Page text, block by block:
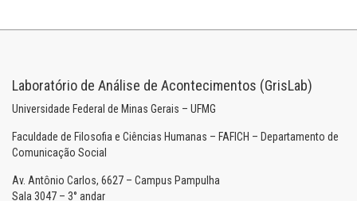
Laboratório de Análise de Acontecimentos (GrisLab)
Universidade Federal de Minas Gerais – UFMG
Faculdade de Filosofia e Ciências Humanas – FAFICH – Departamento de
Comunicação Social
Av. Antônio Carlos, 6627 – Campus Pampulha
Sala 3047 – 3° andar